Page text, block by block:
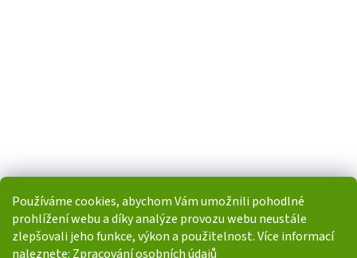
Používáme cookies, abychom Vám umožnili pohodlné
prohlížení webu a díky analýze provozu webu neustále
zlepšovali jeho funkce, výkon a použitelnost. Více informací
naleznete: Zpracování osobních údajů